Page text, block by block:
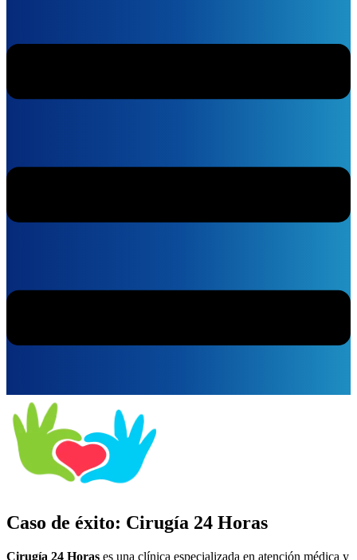
Caso de éxito: Cirugía 24 Horas
Cirugía 24 Horas es una clínica especializada en atención médica y